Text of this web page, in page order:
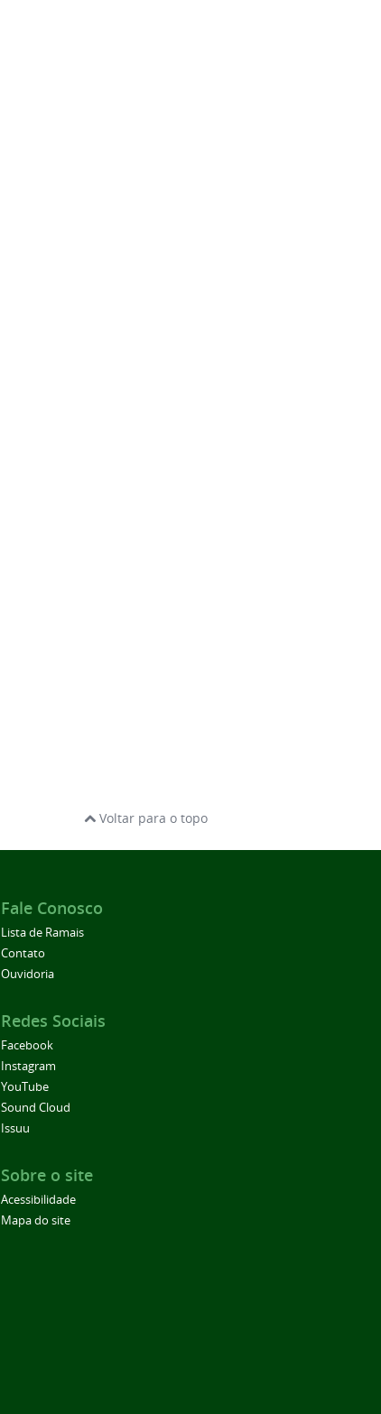
Voltar para o topo
Fale Conosco
Lista de Ramais
Contato
Ouvidoria
Redes Sociais
Facebook
Instagram
YouTube
Sound Cloud
Issuu
Sobre o site
Acessibilidade
Mapa do site